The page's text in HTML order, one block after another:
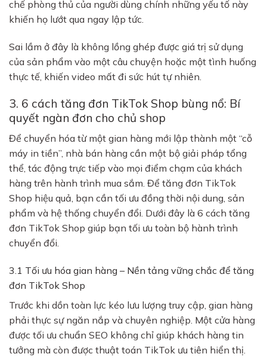
chế phòng thủ của người dùng chính những yếu tố này
khiến họ lướt qua ngay lập tức.
Sai lầm ở đây là không lồng ghép được giá trị sử dụng
của sản phẩm vào một câu chuyện hoặc một tình huống
thực tế, khiến video mất đi sức hút tự nhiên.
3. 6 cách tăng đơn TikTok Shop bùng nổ: Bí
quyết ngàn đơn cho chủ shop
Để chuyển hóa từ một gian hàng mới lập thành một “cỗ
máy in tiền”, nhà bán hàng cần một bộ giải pháp tổng
thể, tác động trực tiếp vào mọi điểm chạm của khách
hàng trên hành trình mua sắm. Để tăng đơn TikTok
Shop hiệu quả, bạn cần tối ưu đồng thời nội dung, sản
phẩm và hệ thống chuyển đổi. Dưới đây là 6 cách tăng
đơn TikTok Shop giúp bạn tối ưu toàn bộ hành trình
chuyển đổi.
3.1 Tối ưu hóa gian hàng – Nền tảng vững chắc để tăng
đơn TikTok Shop
Trước khi dồn toàn lực kéo lưu lượng truy cập, gian hàng
phải thực sự ngăn nắp và chuyên nghiệp. Một cửa hàng
được tối ưu chuẩn SEO không chỉ giúp khách hàng tin
tưởng mà còn được thuật toán TikTok ưu tiên hiển thị.